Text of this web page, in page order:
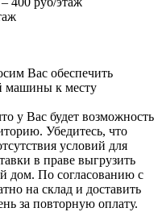
Вас обеспечить
машины к месту
у Вас будет возможность
Убедитесь, что
условий для
в праве выгрузить
дом. По согласованию с
на склад и доставить
за повторную оплату.